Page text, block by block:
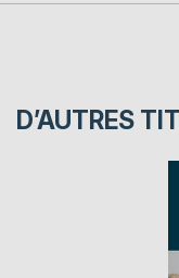
D’AUTRES